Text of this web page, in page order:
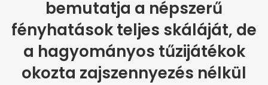
bemutatja a népszerű
fényhatások teljes skáláját, de
a hagyományos tűzijátékok
okozta zajszennyezés nélkül